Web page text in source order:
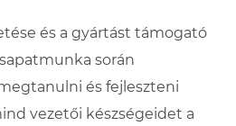
és a gyártást támogató
során
és fejleszteni
vezetői készségeidet a